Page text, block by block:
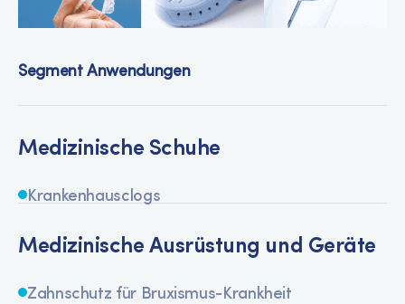
Segment Anwendungen
Medizinische Schuhe
Krankenhausclogs
Medizinische Ausrüstung und Geräte
Zahnschutz für Bruxismus-Krankheit